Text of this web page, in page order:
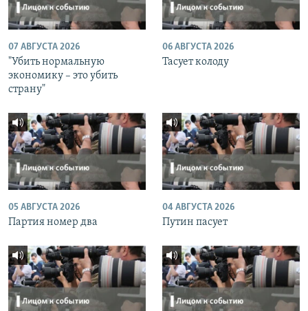
07 АВГУСТА 2026
"Убить нормальную
экономику – это убить
страну"
06 АВГУСТА 2026
Тасует колоду
05 АВГУСТА 2026
Партия номер два
04 АВГУСТА 2026
Путин пасует